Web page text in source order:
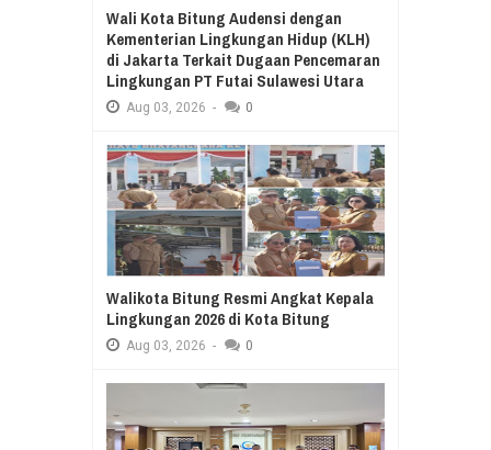
Wali Kota Bitung Audensi dengan
Kementerian Lingkungan Hidup (KLH)
di Jakarta Terkait Dugaan Pencemaran
Lingkungan PT Futai Sulawesi Utara
Aug 03, 2026 - 0
Walikota Bitung Resmi Angkat Kepala
Lingkungan 2026 di Kota Bitung
Aug 03, 2026 - 0